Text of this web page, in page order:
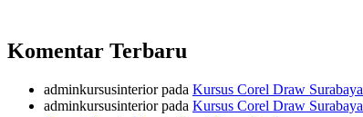
Komentar Terbaru
adminkursusinteriorpada Kursus Corel Draw Surabaya
adminkursusinteriorpada Kursus Corel Draw Surabaya